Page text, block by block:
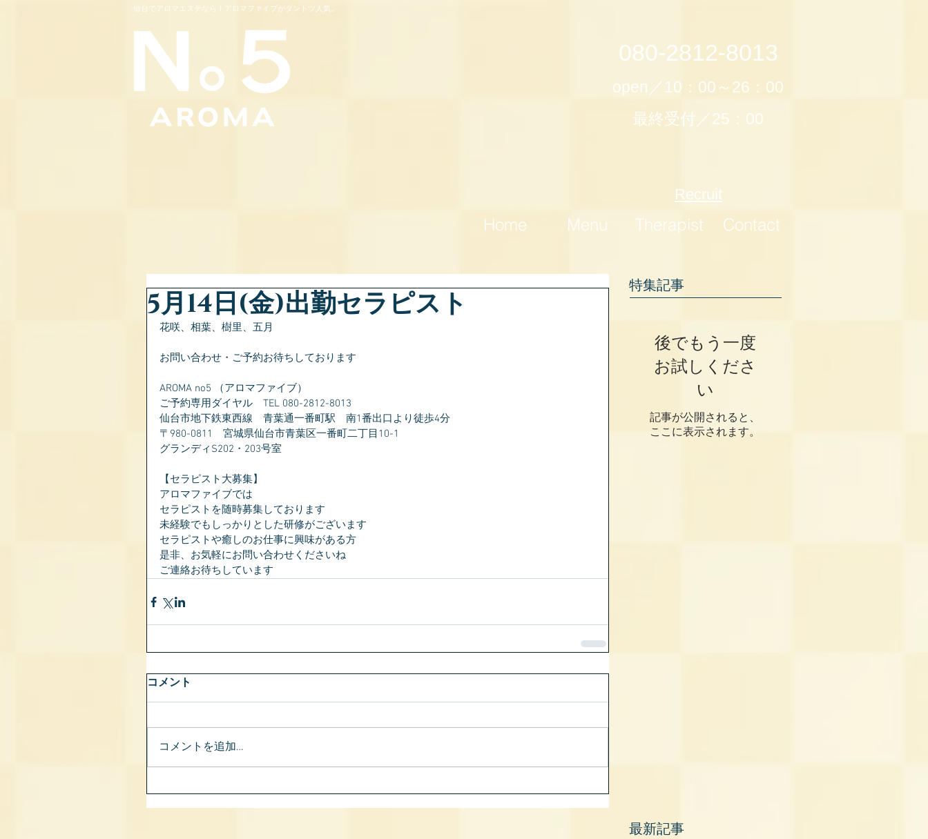
仙台でアロマエステなら！アロマファイブがダントツ人気。
080-2812-8013
open／10：00～26：00
最終受付／25：00
Recruit
Home Menu Therapist Contact
5月14日(金)出勤セラピスト
花咲、相葉、樹里、五月
お問い合わせ・ご予約お待ちしております
AROMA no5 （アロマファイブ）
ご予約専用ダイヤル　TEL 080-2812-8013
仙台市地下鉄東西線　青葉通一番町駅　南1番出口より徒歩4分
〒980-0811　宮城県仙台市青葉区一番町二丁目10-1
グランディS202・203号室
【セラピスト大募集】
アロマファイブでは
セラピストを随時募集しております
未経験でもしっかりとした研修がございます
セラピストや癒しのお仕事に興味がある方
是非、お気軽にお問い合わせくださいね
ご連絡お待ちしています
コメント
コメントを追加…
特集記事
後でもう一度
お試しくださ
い
記事が公開されると、
ここに表示されます。
最新記事